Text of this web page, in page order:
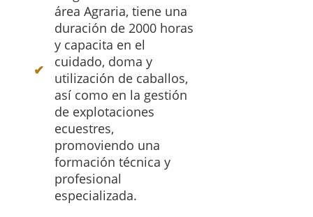
área Agraria, tiene una
duración de 2000 horas
y capacita en el
cuidado, doma y
utilización de caballos,
así como en la gestión
de explotaciones
ecuestres,
promoviendo una
formación técnica y
profesional
especializada.